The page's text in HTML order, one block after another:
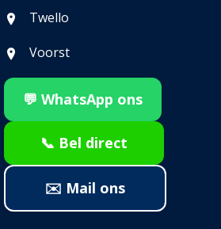
Twello
Voorst
💬 WhatsApp ons
📞 Bel direct
✉️ Mail ons